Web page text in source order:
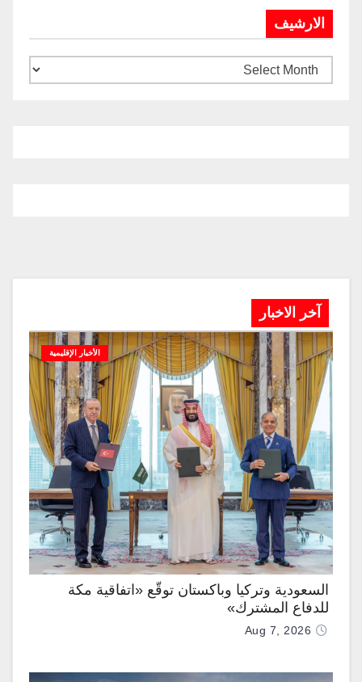
الارشيف
آخر الاخبار
الأخبار الإقليمية
السعودية وتركيا وباكستان توقّع «اتفاقية مكة
للدفاع المشترك»
Aug 7, 2026